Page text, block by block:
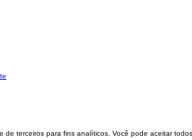
de terceiros para fins analíticos. Você pode aceitar